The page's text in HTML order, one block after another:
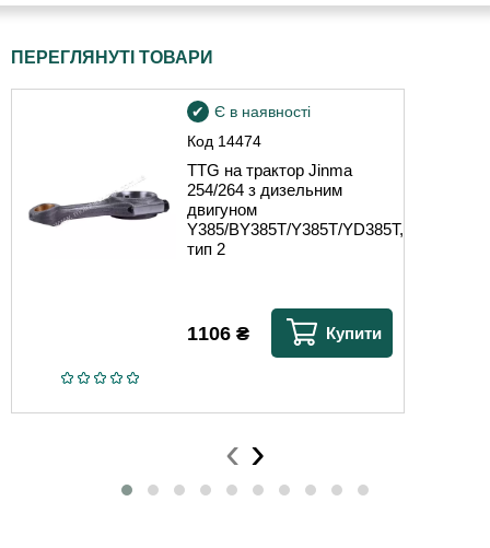
ПЕРЕГЛЯНУТІ ТОВАРИ
Код 14474
Є в наявності
TTG на трактор Jinma
254/264 з дизельним
двигуном
Y385/BY385T/Y385T/YD385T,
тип 2
1106 ₴ Купити
‹ ›